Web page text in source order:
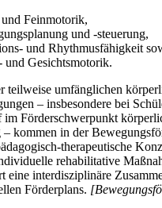
Feinmotorik,
und -steuerung,
und Rhythmusfähigkeit
und Gesichtsmotorik.
teilweise umfänglichen
– insbesondere bei
im Förderschwerpunkt
kommen in der
therapeutische
rehabilitative
eine interdisziplinäre
Förderplans.